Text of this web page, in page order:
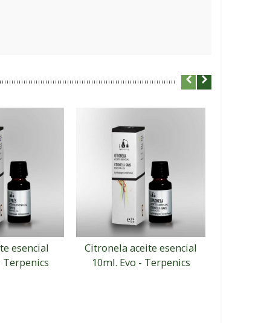
esencial
Terpenics
Citronela aceite esencial
10ml. Evo - Terpenics